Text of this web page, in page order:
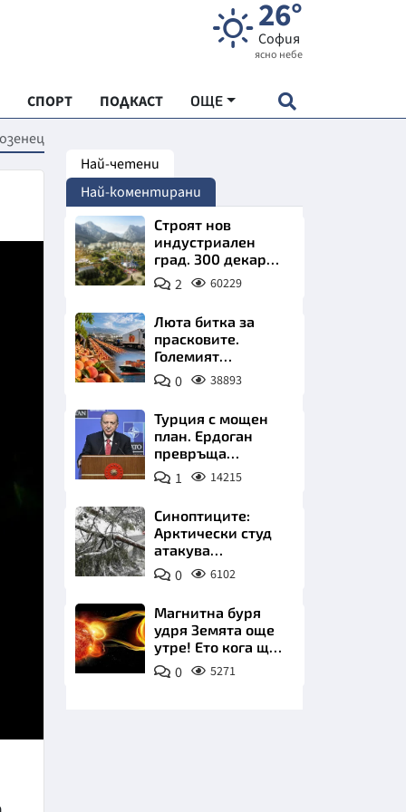
26°
София
ясно небе
СПОРТ ПОДКАСТ ОЩЕ
"ЧУДЕСАТА НА БЪЛГАРИЯ"
ХРАНА
Най-четени
Най-коментирани
Строят нов
индустриален
град. 300 декара
чакат златни
заводи
2 60229
Люта битка за
прасковите.
Големият
победител е
Турция
0 38893
Турция с мощен
план. Ердоган
превръща
Джейхан в
петролно чудо
1 14215
Синоптиците:
Арктически студ
атакува
Балканите.
Фалшивата зима
нас
0 6102
Магнитна буря
удря Земята още
утре! Ето кога ще
е най-силна
0 5271